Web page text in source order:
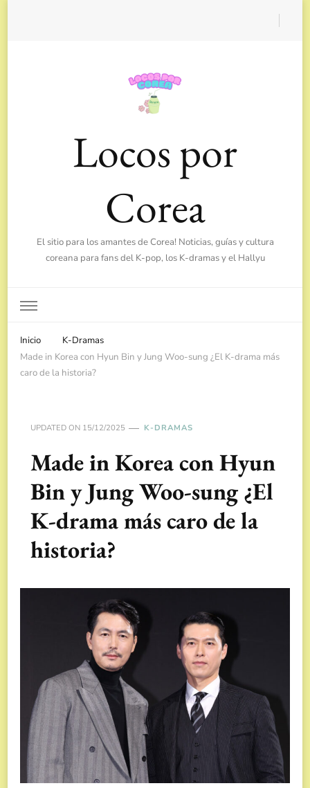
Locos por
Corea
El sitio para los amantes de Corea! Noticias, guías y cultura
coreana para fans del K-pop, los K-dramas y el Hallyu
Inicio
K-Dramas
Made in Korea con Hyun Bin y Jung Woo-sung ¿El K-drama más
caro de la historia?
UPDATED ON 15/12/2025 K-DRAMAS
Made in Korea con Hyun
Bin y Jung Woo-sung ¿El
K-drama más caro de la
historia?